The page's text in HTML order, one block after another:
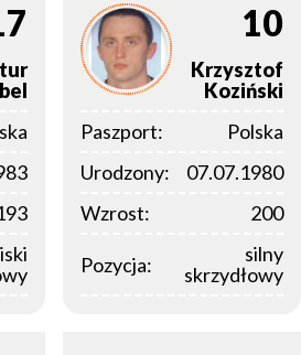
10
Krzysztof
Koziński
Paszport:
Polska
Urodzony:
07.07.1980
Wzrost:
200
Pozycja:
silny
skrzydłowy